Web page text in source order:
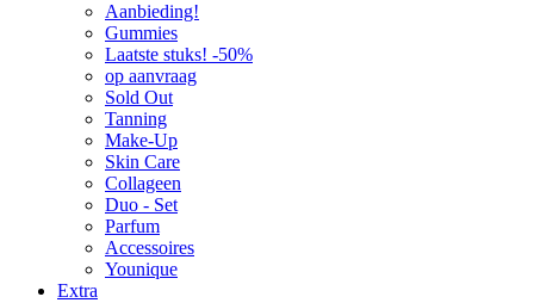
Aanbieding!
Gummies
Laatste stuks! -50%
op aanvraag
Sold Out
Tanning
Make-Up
Skin Care
Collageen
Duo - Set
Parfum
Accessoires
Younique
Extra